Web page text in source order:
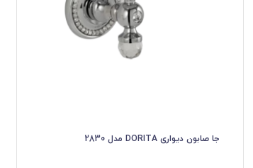
جا صابون دیواری DORITA مدل 2830